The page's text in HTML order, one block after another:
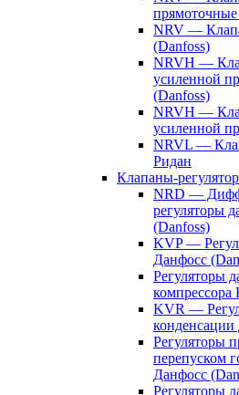
NRV —
(Danfoss)
NRVH —
усиленной
(Danfoss)
NRVH —
усиленной
NRVL —
Ридан
Клапаны-
NRD —
регуляторы
(Danfoss)
KVP —
Данфосс
Регуляторы
KVR —
Регуляторы
перепуском
Данфосс
Регуляторы